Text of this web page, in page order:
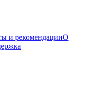
и рекомендацииО